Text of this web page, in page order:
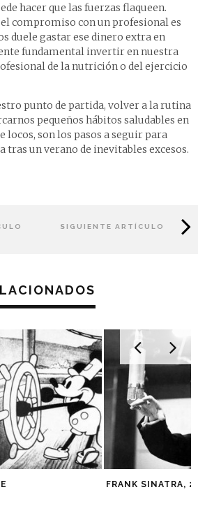
hacer que las fuerzas flaqueen.
compromiso con un profesional es
duele gastar ese dinero extra en
fundamental invertir en nuestra
de la nutrición o del ejercicio
punto de partida, volver a la rutina
pequeños hábitos saludables en
locos, son los pasos a seguir para
tras un verano de inevitables excesos.
SIGUIENTE ARTÍCULO
FRANK SINATRA,